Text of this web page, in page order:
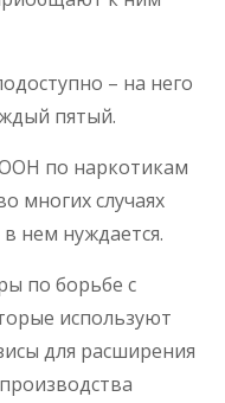
– на него
пятый.
по наркотикам
многих случаях
нем нуждается.
по борьбе с
используют
для расширения